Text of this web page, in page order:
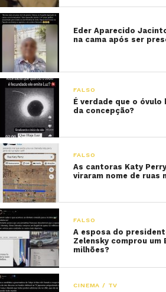
Eder Aparecido
na cama após ser
FALSO
É verdade que o
da concepção?
FALSO
As cantoras Katy
viraram nome de ruas
FALSO
A esposa do
Zelensky comprou um
milhões?
CINEMA / TV